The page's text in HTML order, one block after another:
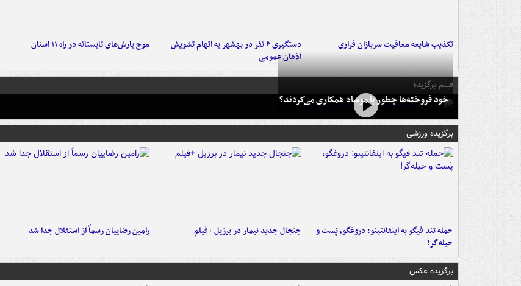
تکذیب شایعه معافیت سربازان فراری
دستگیری ۶ نفر در بهشهر به اتهام تشویش
اذهان عمومی
موج بارش‌های تابستانه در راه ۱۱ استان
فیلم برگزیده
خود فروخته‌ها چطور با موساد همکاری می‌کردند؟
برگزیده ورزشی
حمله تند فیگو به اینفانتینو: دروغگو، پَست‌ و
حیله‌گر!
جنجال جدید نیمار در برزیل +فیلم رامین رضاییان رسماً از استقلال جدا شد
برگزیده عکس